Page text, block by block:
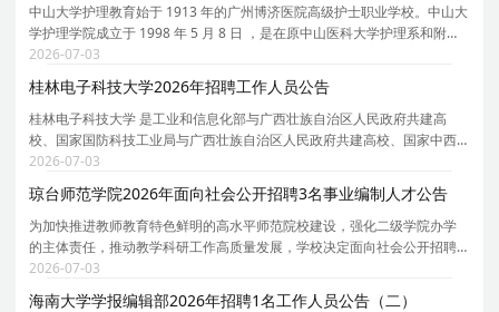
中山大学护理教育始于 1913 年的广州博济医院高级护士职业学校。中山大
学护理学院成立于 1998 年 5 月 8 日 ，是在原中山医科大学护理系和附设
卫生学校的基础上组建的，是国内最早开展护理本科教育、护理硕士专业
学位教育 和 博士教育的护理学院之一 , 位于
2026-07-03
桂林电子科技大学2026年招聘工作人员公告
桂林电子科技大学 是工业和信息化部与广西壮族自治区人民政府共建高
校、国家国防科技工业局与广西壮族自治区人民政府共建高校、国家中西
部高校基础能力建设工程入选高校。学校现有博士学位授权一级学科点8
个，博士专业学位授权类别1个；博士后科研流动站4个
2026-07-03
琼台师范学院2026年面向社会公开招聘3名事业编制人才公告
为加快推进教师教育特色鲜明的高水平师范院校建设，强化二级学院办学
的主体责任，推动教学科研工作高质量发展，学校决定面向社会公开招聘
部分二级学院院长及学科带头人。根据《海南省事业单位公开招聘工作人
员实施办法》（琼人社发〔2025〕2号）等有关规定，
2026-07-03
海南大学学报编辑部2026年招聘1名工作人员公告（二）